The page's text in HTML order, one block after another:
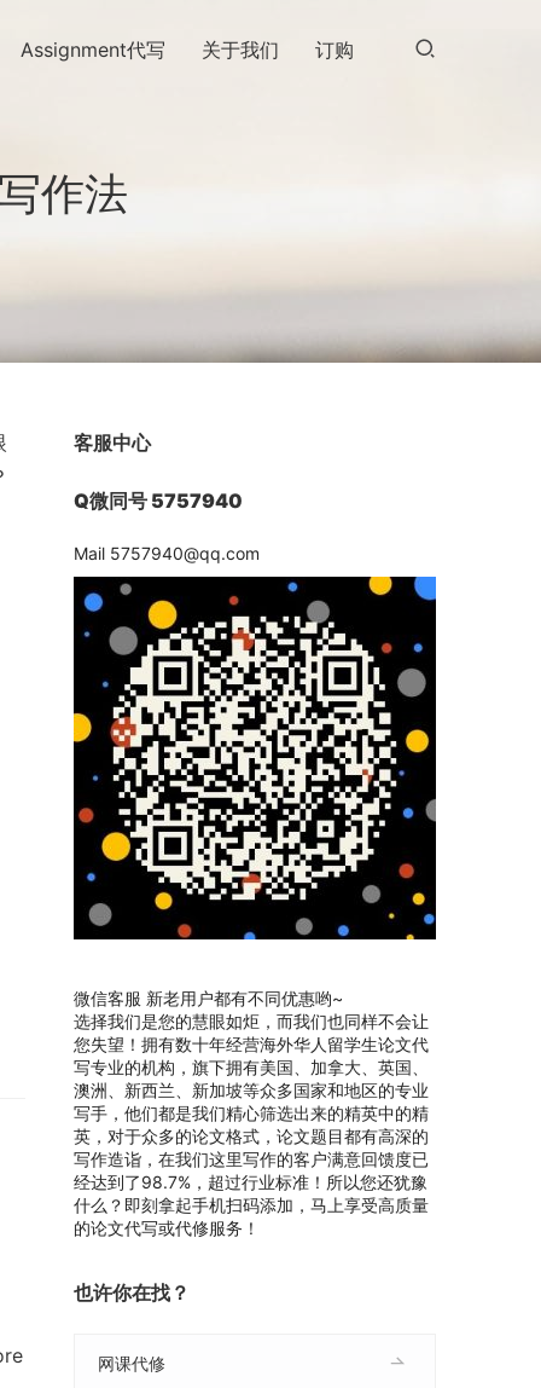
Assignment代写 关于我们 订购
作法
客服中心
Q微同号 5757940
Mail 5757940@qq.com
微信客服 新老用户都有不同优惠哟~
选择我们是您的慧眼如炬，而我们也同样不会让
您失望！拥有数十年经营海外华人留学生论文代
写专业的机构，旗下拥有美国、加拿大、英国、
澳洲、新西兰、新加坡等众多国家和地区的专业
写手，他们都是我们精心筛选出来的精英中的精
英，对于众多的论文格式，论文题目都有高深的
写作造诣，在我们这里写作的客户满意回馈度已
经达到了98.7%，超过行业标准！所以您还犹豫
什么？即刻拿起手机扫码添加，马上享受高质量
的论文代写或代修服务！
也许你在找？
网课代修